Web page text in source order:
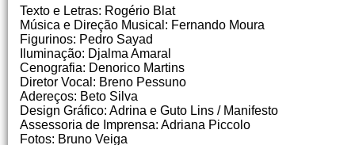
Texto e Letras: Rogério Blat
Música e Direção Musical: Fernando Moura
Figurinos: Pedro Sayad
Iluminação: Djalma Amaral
Cenografia: Denorico Martins
Diretor Vocal: Breno Pessuno
Adereços: Beto Silva
Design Gráfico: Adrina e Guto Lins / Manifesto
Assessoria de Imprensa: Adriana Piccolo
Fotos: Bruno Veiga